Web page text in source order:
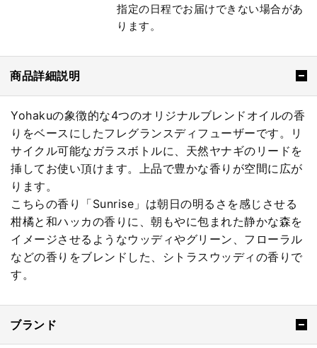
指定の日程でお届けできない場合があ
ります。
商品詳細説明
Yohakuの象徴的な4つのオリジナルブレンドオイルの香
りをベースにしたフレグランスディフューザーです。リ
サイクル可能なガラスボトルに、天然ヤナギのリードを
挿してお使い頂けます。上品で豊かな香りが空間に広が
ります。
こちらの香り「Sunrise」は朝日の明るさを感じさせる
柑橘と和ハッカの香りに、朝もやに包まれた静かな森を
イメージさせるようなウッディやグリーン、フローラル
などの香りをブレンドした、シトラスウッディの香りで
す。
ブランド